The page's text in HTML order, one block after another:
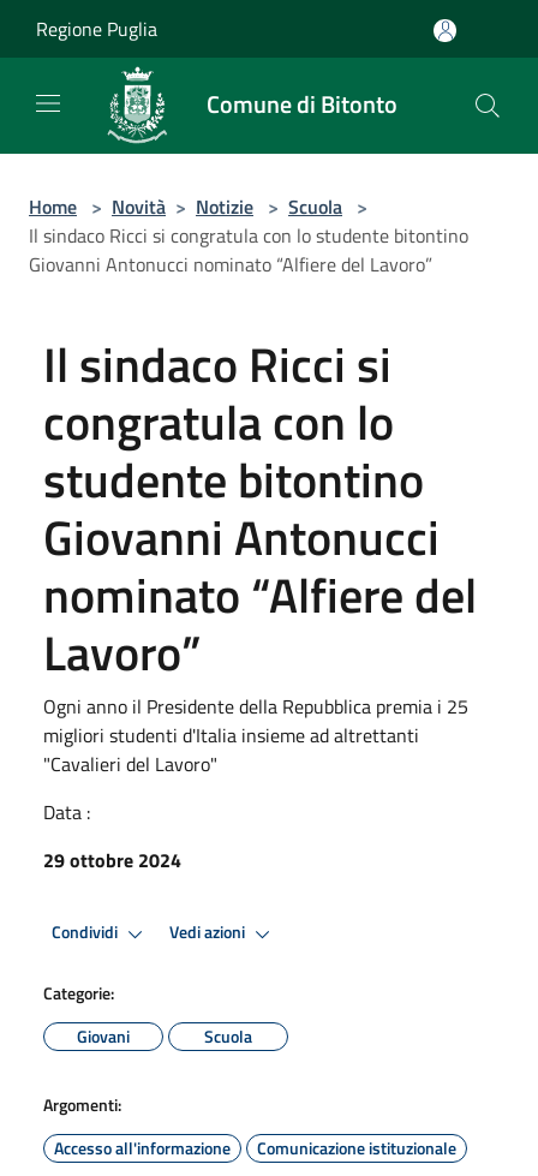
Regione Puglia
Comune di Bitonto
Home > Novità > Notizie > Scuola >
Il sindaco Ricci si congratula con lo studente bitontino
Giovanni Antonucci nominato “Alfiere del Lavoro”
Il sindaco Ricci si
congratula con lo
studente bitontino
Giovanni Antonucci
nominato “Alfiere del
Lavoro”
Ogni anno il Presidente della Repubblica premia i 25
migliori studenti d'Italia insieme ad altrettanti
"Cavalieri del Lavoro"
Data :
29 ottobre 2024
Condividi Vedi azioni
Categorie:
Giovani
Scuola
Argomenti:
Accesso all'informazione
Comunicazione istituzionale